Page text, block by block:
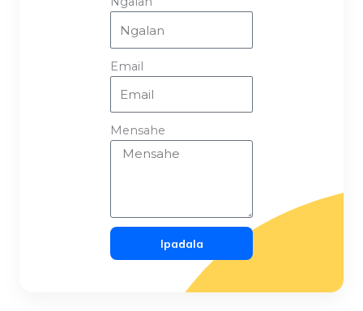
Email
Mensahe
Ipadala